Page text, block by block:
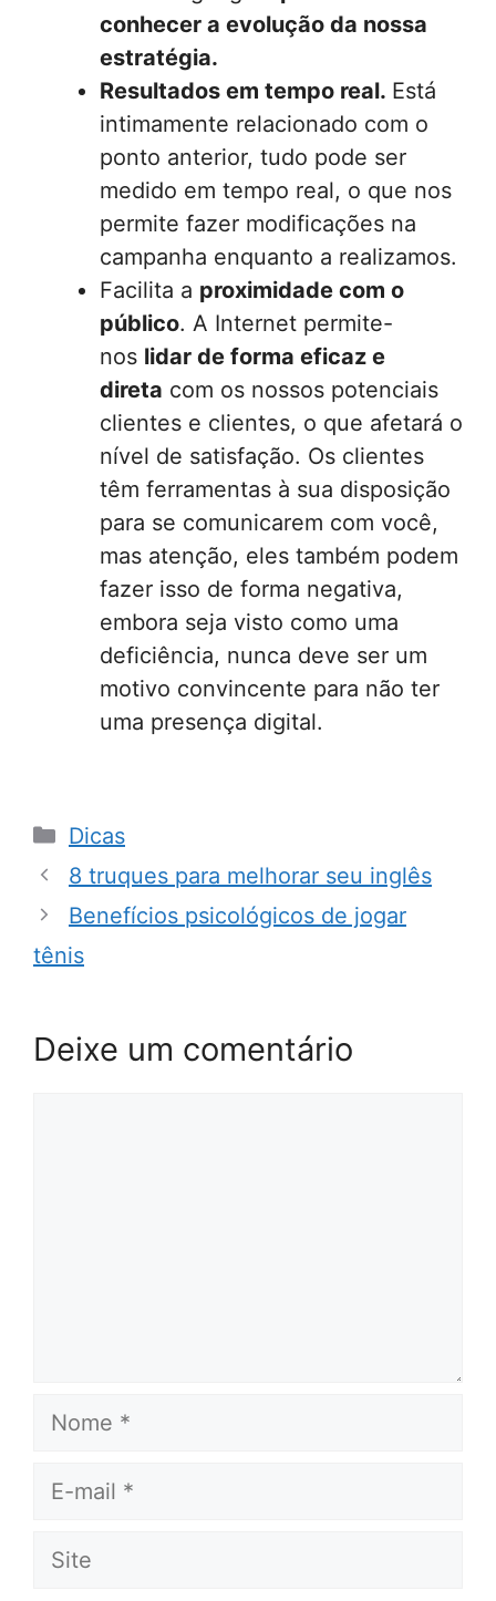
conhecer a evolução da nossa
estratégia.
Resultados em tempo real. Está
intimamente relacionado com o
ponto anterior, tudo pode ser
medido em tempo real, o que nos
permite fazer modificações na
campanha enquanto a realizamos.
Facilita a proximidade com o
público. A Internet permite-
nos lidar de forma eficaz e
direta com os nossos potenciais
clientes e clientes, o que afetará o
nível de satisfação. Os clientes
têm ferramentas à sua disposição
para se comunicarem com você,
mas atenção, eles também podem
fazer isso de forma negativa,
embora seja visto como uma
deficiência, nunca deve ser um
motivo convincente para não ter
uma presença digital.
Categorias
Dicas
8 truques para melhorar seu inglês
Benefícios psicológicos de jogar
tênis
Deixe um comentário
Nome
E-
Site